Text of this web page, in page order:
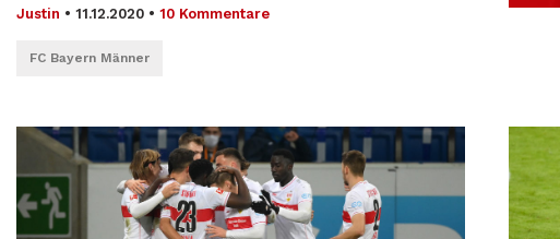
Justin • 11.12.2020 • 10 Kommentare
FC Bayern Männer